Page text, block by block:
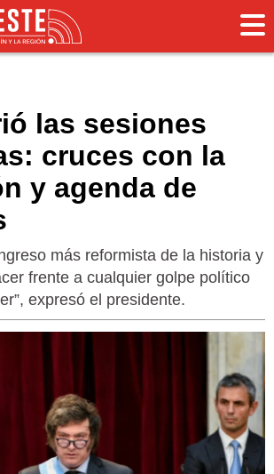
las sesiones
cruces con la
y agenda de
más reformista de la historia y
frente a cualquier golpe político
expresó el presidente.